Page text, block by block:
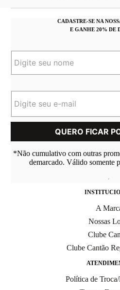
CADASTRE-SE NA
E GANHE 20% DE
*Não cumulativo com outras
demarcado. Válido somente
A
Nossas
Clube
Clube Cantão
Política de